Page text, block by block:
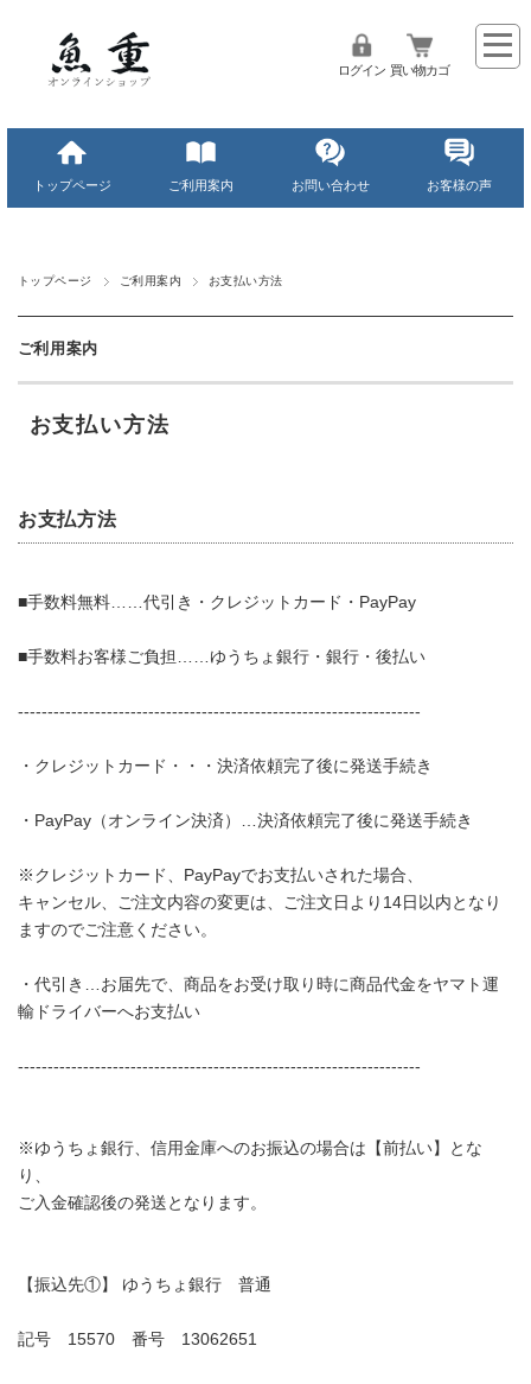
ログイン 買い物カゴ
トップページ ご利用案内 お問い合わせ お客様の声
トップページ ご利用案内 お支払い方法
ご利用案内
お支払い方法
お支払方法
■手数料無料……代引き・クレジットカード・PayPay
■手数料お客様ご負担……ゆうちょ銀行・銀行・後払い
--------------------------------------------------------------------
・クレジットカード・・・決済依頼完了後に発送手続き
・PayPay（オンライン決済）…決済依頼完了後に発送手続き
※クレジットカード、PayPayでお支払いされた場合、
キャンセル、ご注文内容の変更は、ご注文日より14日以内となり
ますのでご注意ください。
・代引き…お届先で、商品をお受け取り時に商品代金をヤマト運
輸ドライバーへお支払い
--------------------------------------------------------------------
※ゆうちょ銀行、信用金庫へのお振込の場合は【前払い】とな
り、
ご入金確認後の発送となります。
【振込先①】 ゆうちょ銀行 普通
記号 15570 番号 13062651